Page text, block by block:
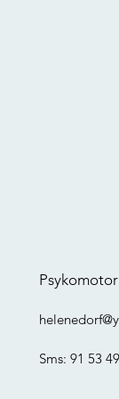
Sms: 91 53